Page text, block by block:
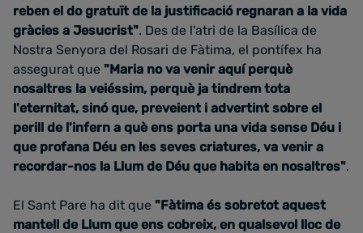
reben el do gratuït de la justificació regnaran a la vida
gràcies a Jesucrist". Des de l'atri de la Basílica de
Nostra Senyora del Rosari de Fàtima, el pontífex ha
assegurat que "Maria no va venir aquí perquè
nosaltres la veiéssim, perquè ja tindrem tota
l'eternitat, sinó que, preveient i advertint sobre el
perill de l'infern a què ens porta una vida sense Déu i
que profana Déu en les seves criatures, va venir a
recordar-nos la Llum de Déu que habita en nosaltres".
El Sant Pare ha dit que "Fàtima és sobretot aquest
mantell de Llum que ens cobreix, en qualsevol lloc de